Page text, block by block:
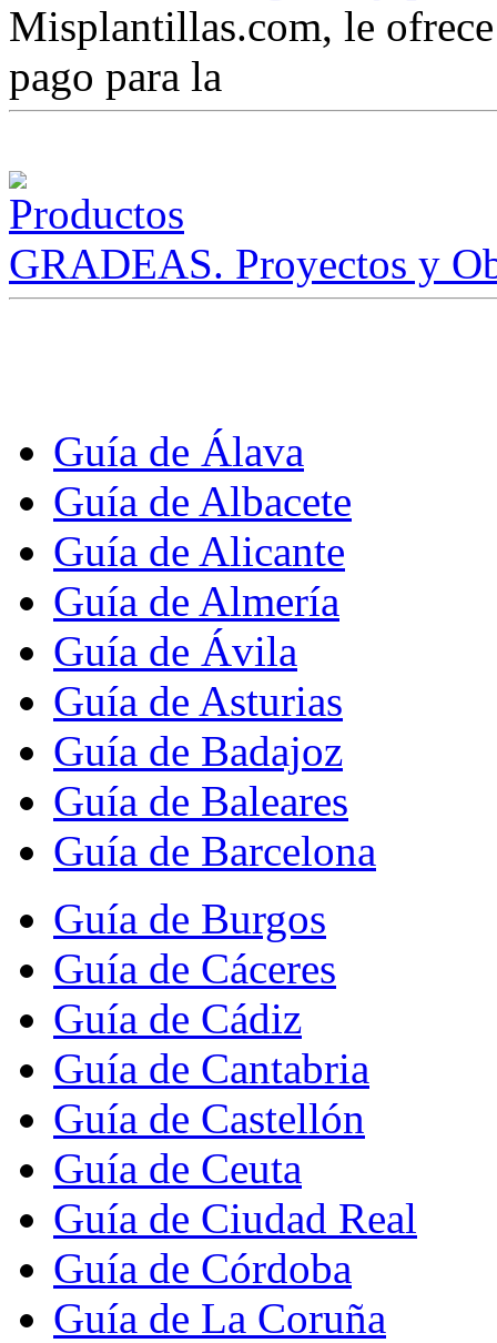
Misplantillas.com, le
pago para la
GRADEAS. Proyectos y
Guía de Álava
Guía de Albacete
Guía de Alicante
Guía de Almería
Guía de Ávila
Guía de Asturias
Guía de Badajoz
Guía de Baleares
Guía de Barcelona
Guía de Burgos
Guía de Cáceres
Guía de Cádiz
Guía de Cantabria
Guía de Castellón
Guía de Ceuta
Guía de Ciudad Real
Guía de Córdoba
Guía de La Coruña